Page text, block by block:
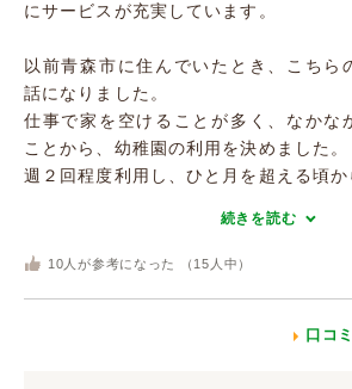
にサービスが充実しています。
以前青森市に住んでいたとき、こちら
話になりました。
仕事で家を空けることが多く、なかな
ことから、幼稚園の利用を決めました。
週２回程度利用し、ひと月を超える頃か
続きを読む
10 人が参考になった （ 15 人中）
口コ